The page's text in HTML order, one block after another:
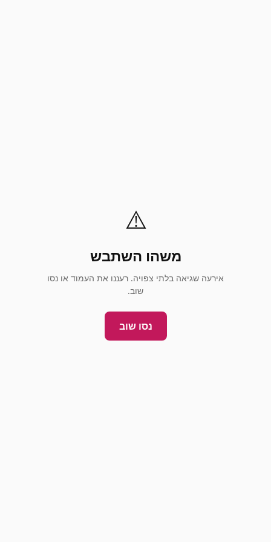
⚠️
משהו השתבש
אירעה שגיאה בלתי צפויה. רעננו את העמוד או נסו
שוב.
נסו שוב